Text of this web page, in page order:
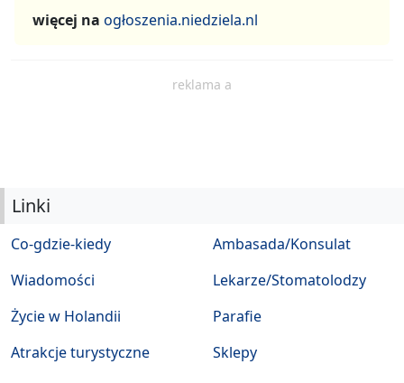
więcej na ogłoszenia.niedziela.nl
reklama a
Linki
Co-gdzie-kiedy
Wiadomości
Życie w Holandii
Atrakcje turystyczne
Ambasada/Konsulat
Lekarze/Stomatolodzy
Parafie
Sklepy